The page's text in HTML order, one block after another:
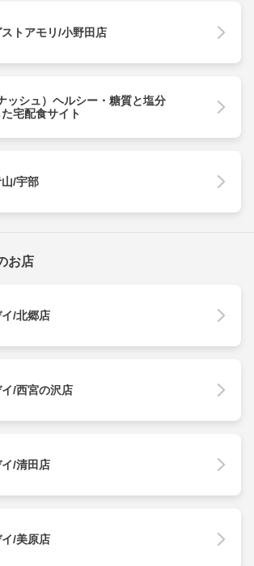
ストアモリ/小野田店
ッシュ）ヘルシー・糖質と塩分
宅配食サイト
/宇部
お店
/北郷店
/西宮の沢店
/清田店
/美原店